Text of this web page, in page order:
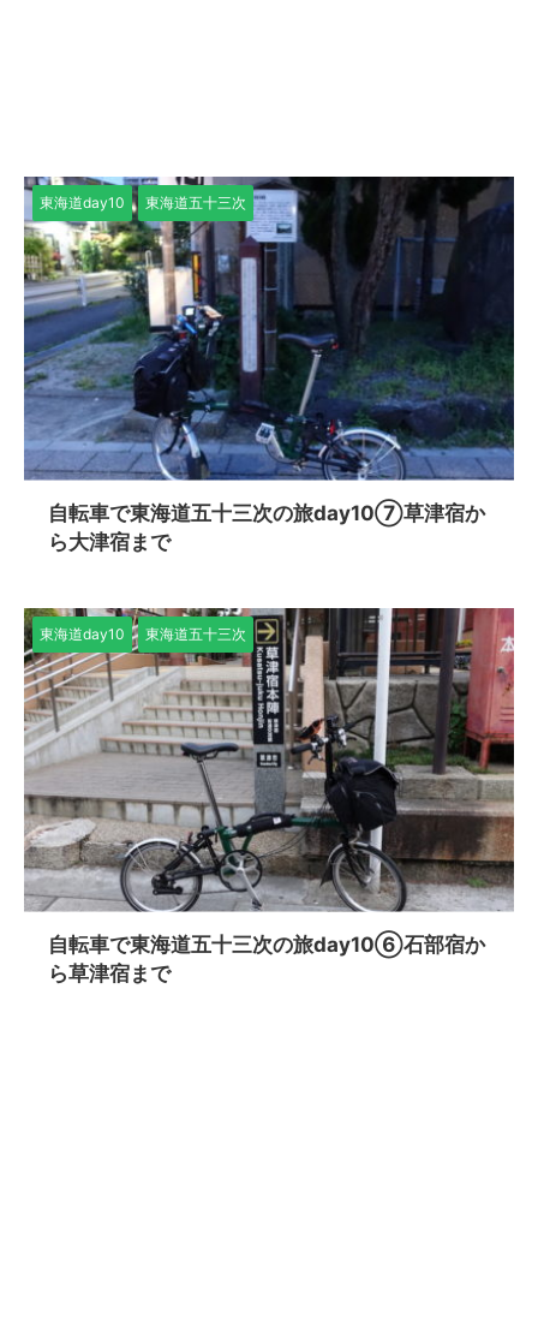
東海道day10 東海道五十三次
自転車で東海道五十三次の旅day10⑦草津宿か
ら大津宿まで
東海道day10 東海道五十三次
自転車で東海道五十三次の旅day10⑥石部宿か
ら草津宿まで